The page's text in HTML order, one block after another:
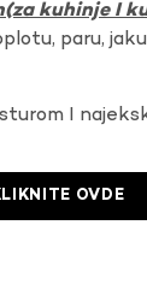
kuhinje I
paru,
I
OVDE